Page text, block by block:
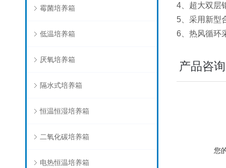
霉菌培养箱
低温培养箱
厌氧培养箱
隔水式培养箱
恒温恒湿培养箱
二氧化碳培养箱
电热恒温培养箱
4、超大双层
5、采用新型
6、热风循环
产品咨询
您